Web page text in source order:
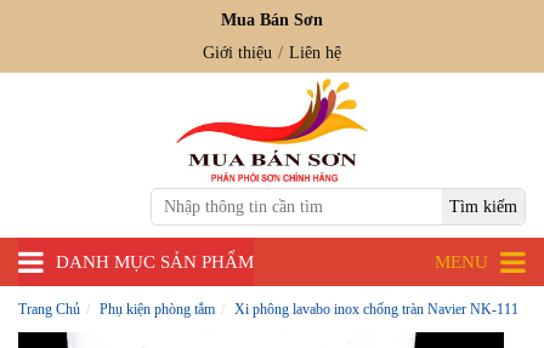
Mua Bán Sơn
Giới thiệu
Liên hệ
DANH MỤC SẢN PHẨM MENU
Trang Chủ Phụ kiện phòng tắm Xi phông lavabo inox chống tràn Navier NK-111